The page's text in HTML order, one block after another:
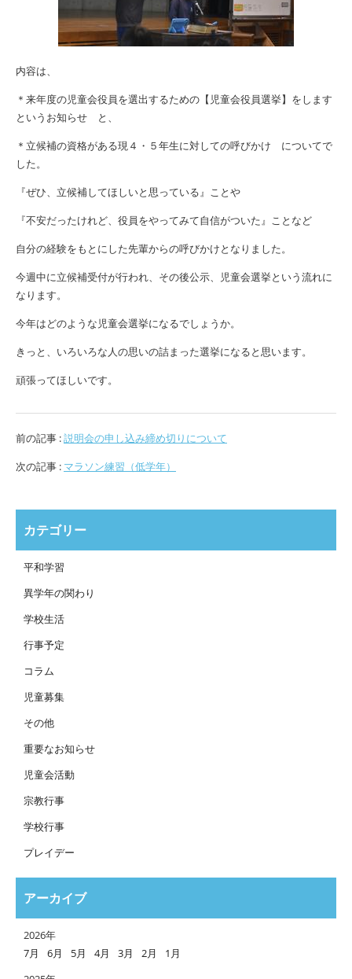
内容は、
＊来年度の児童会役員を選出するための【児童会役員選挙】をします
というお知らせ と、
＊立候補の資格がある現４・５年生に対しての呼びかけ についてで
した。
『ぜひ、立候補してほしいと思っている』ことや
『不安だったけれど、役員をやってみて自信がついた』ことなど
自分の経験をもとにした先輩からの呼びかけとなりました。
今週中に立候補受付が行われ、その後公示、児童会選挙という流れに
なります。
今年はどのような児童会選挙になるでしょうか。
きっと、いろいろな人の思いの詰まった選挙になると思います。
頑張ってほしいです。
前の記事 :説明会の申し込み締め切りについて
次の記事 : マラソン練習（低学年）
カテゴリー
平和学習
異学年の関わり
学校生活
行事予定
コラム
児童募集
その他
重要なお知らせ
児童会活動
宗教行事
学校行事
プレイデー
アーカイブ
2026年
7月
6月 5月 4月 3月 2月
1月